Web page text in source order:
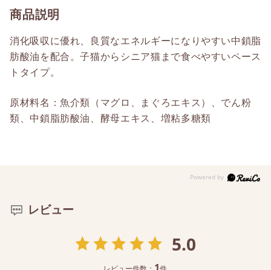
商品説明
消化吸収に優れ、良質なエネルギーになりやすい中鎖脂
肪酸油を配合。子猫からシニア猫まで食べやすいペース
トタイプ。
原材料名：魚介類（マグロ、まぐろエキス）、でん粉
類、中鎖脂肪酸油、酵母エキス、増粘多糖類
レビュー
5.0